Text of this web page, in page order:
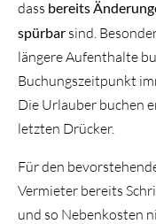
dass bereits
spürbar sind.
längere Aufenthalte
Buchungszeitpunkt
Die Urlauber buchen
letzten Drücker.
Für den
Vermieter bereits
und so Nebenkosten